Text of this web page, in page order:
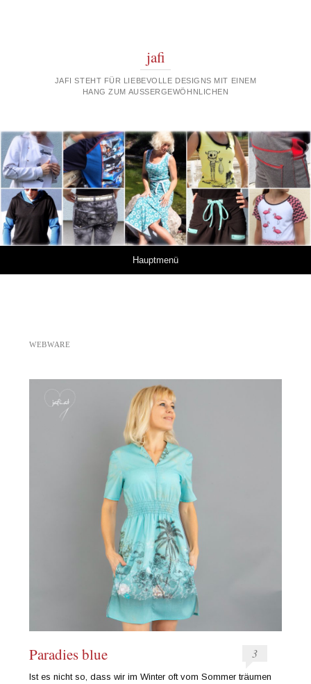
jafi
JAFI STEHT FÜR LIEBEVOLLE DESIGNS MIT EINEM
HANG ZUM AUSSERGEWÖHNLICHEN
Hauptmenü
WEBWARE
Paradies blue 3
Ist es nicht so, dass wir im Winter oft vom Sommer träumen